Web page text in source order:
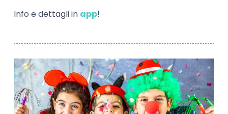
Info e dettagli in app!